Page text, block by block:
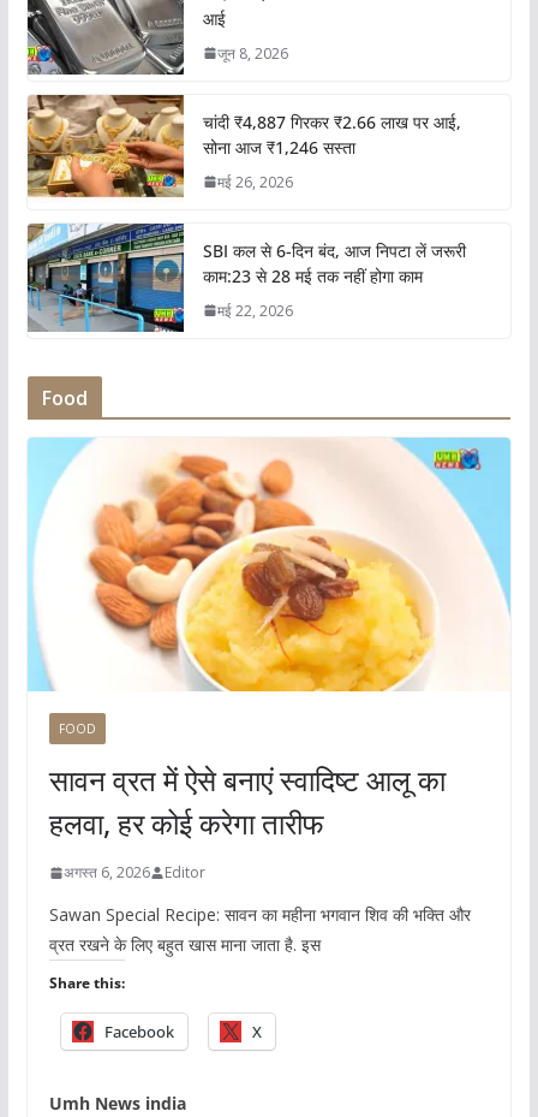
आई
जून 8, 2026
चांदी ₹4,887 गिरकर ₹2.66 लाख पर आई,
सोना आज ₹1,246 सस्ता
मई 26, 2026
SBI कल से 6-दिन बंद, आज निपटा लें जरूरी
काम:23 से 28 मई तक नहीं होगा काम
मई 22, 2026
Food
FOOD
सावन व्रत में ऐसे बनाएं स्वादिष्ट आलू का
हलवा, हर कोई करेगा तारीफ
अगस्त 6, 2026 Editor
Sawan Special Recipe: सावन का महीना भगवान शिव की भक्ति और
व्रत रखने के लिए बहुत खास माना जाता है. इस
Share this:
Facebook X
Umh News india